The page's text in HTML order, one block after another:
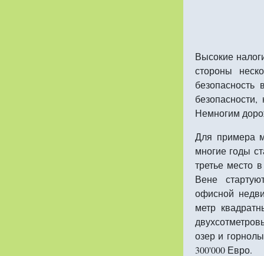
Высокие
стороны
Немногим
Для примера
многие годы
третье место
Вене
офисной
метр
озер и
300'000 Евро.